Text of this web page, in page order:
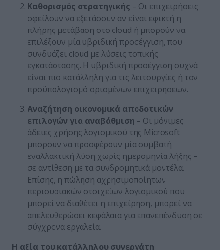
Καθορισμός στρατηγικής – Οι επιχειρήσεις
οφείλουν να εξετάσουν αν είναι εφικτή η
πλήρης μετάβαση στο cloud ή μπορούν να
επιλέξουν μία υβριδική προσέγγιση, που
συνδυάζει cloud με λύσεις τοπικής
εγκατάστασης. Η υβριδική προσέγγιση συχνά
είναι πιο κατάλληλη για τις λειτουργίες ή τον
προϋπολογισμό ορισμένων επιχειρήσεων.
Αναζήτηση οικονομικά αποδοτικών
επιλογών για αναβάθμιση – Οι μόνιμες
άδειες χρήσης λογισμικού της Microsoft
μπορούν να προσφέρουν μία συμβατή
εναλλακτική λύση χωρίς ημερομηνία λήξης –
σε αντίθεση με τα συνδρομητικά μοντέλα.
Επίσης, η πώληση αχρησιμοποίητων
περιουσιακών στοιχείων λογισμικού που
μπορεί να διαθέτει η επιχείρηση, μπορεί να
απελευθερώσει κεφάλαια για επανεπένδυση σε
σύγχρονα εργαλεία.
Η αξία του κατάλληλου συνεργάτη